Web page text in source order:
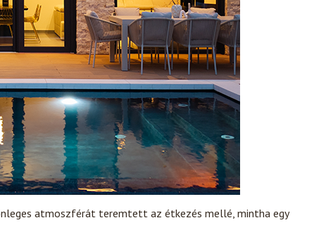
atmoszférát teremtett az étkezés mellé, mintha egy